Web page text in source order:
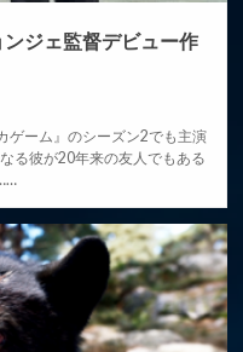
ジェ監督デビュー作
ゲーム』のシーズン2でも主演
る彼が20年来の友人でもある